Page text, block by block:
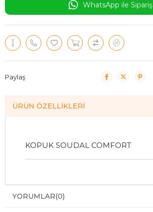
WhatsApp ile Sipariş
Paylaş
ÜRÜN ÖZELLIKLERI
KOPUK SOUDAL COMFORT
YORUMLAR(0)